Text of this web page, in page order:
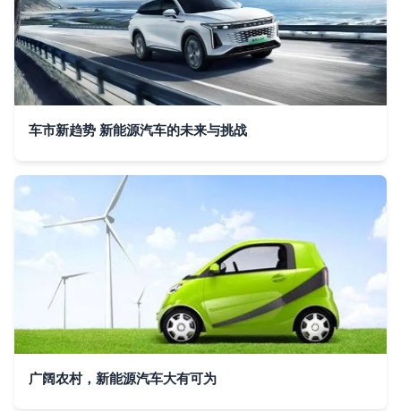
车市新趋势 新能源汽车的未来与挑战
广阔农村，新能源汽车大有可为